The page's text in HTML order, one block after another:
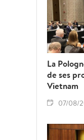
La
de ses
Vietnam
07/08/